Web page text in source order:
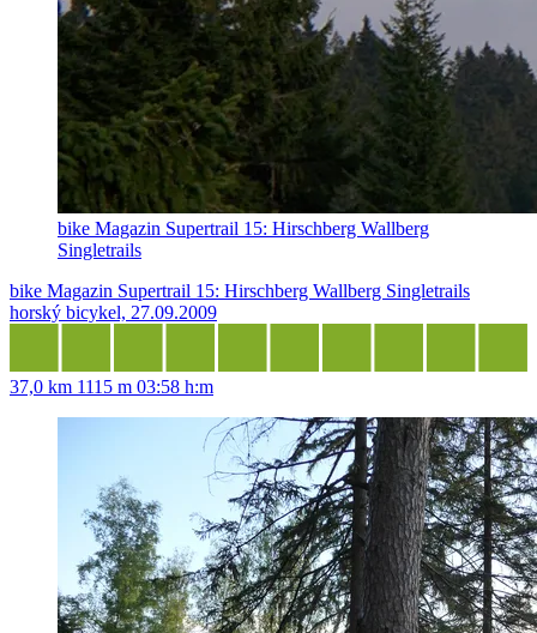
bike Magazin Supertrail 15: Hirschberg Wallberg
Singletrails
bike Magazin Supertrail 15: Hirschberg Wallberg Singletrails
horský bicykel, 27.09.2009
37,0 km 1115 m 03:58 h:m